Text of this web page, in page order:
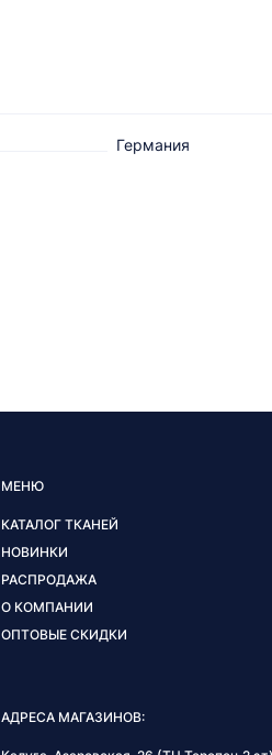
Германия
МЕНЮ
КАТАЛОГ ТКАНЕЙ
НОВИНКИ
РАСПРОДАЖА
О КОМПАНИИ
ОПТОВЫЕ СКИДКИ
АДРЕСА МАГАЗИНОВ: